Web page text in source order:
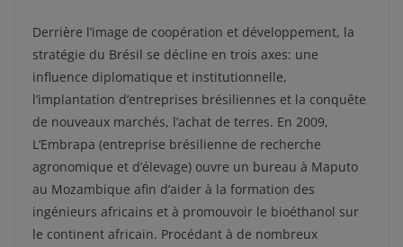
Derrière l’image de coopération et développement, la
stratégie du Brésil se décline en trois axes: une
influence diplomatique et institutionnelle,
l’implantation d’entreprises brésiliennes et la conquête
de nouveaux marchés, l’achat de terres. En 2009,
L’Embrapa (entreprise brésilienne de recherche
agronomique et d’élevage) ouvre un bureau à Maputo
au Mozambique afin d’aider à la formation des
ingénieurs africains et à promouvoir le bioéthanol sur
le continent africain. Procédant à de nombreux